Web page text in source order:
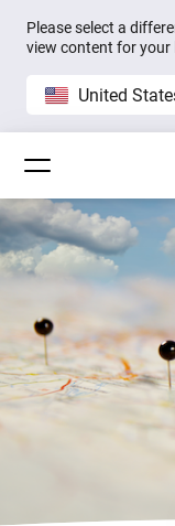
Please select a
view content for your
United